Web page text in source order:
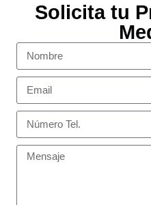
Solicita tu